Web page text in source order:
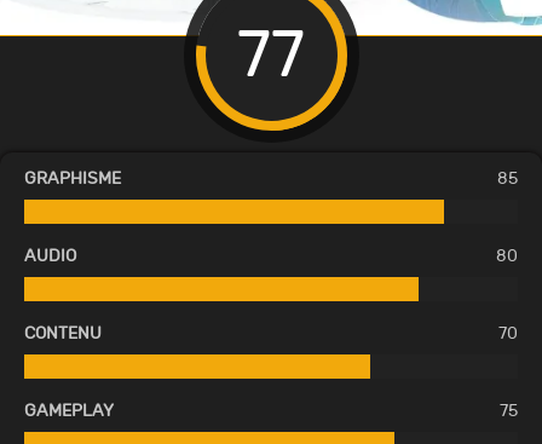
77
GRAPHISME 85
AUDIO 80
CONTENU 70
GAMEPLAY 75